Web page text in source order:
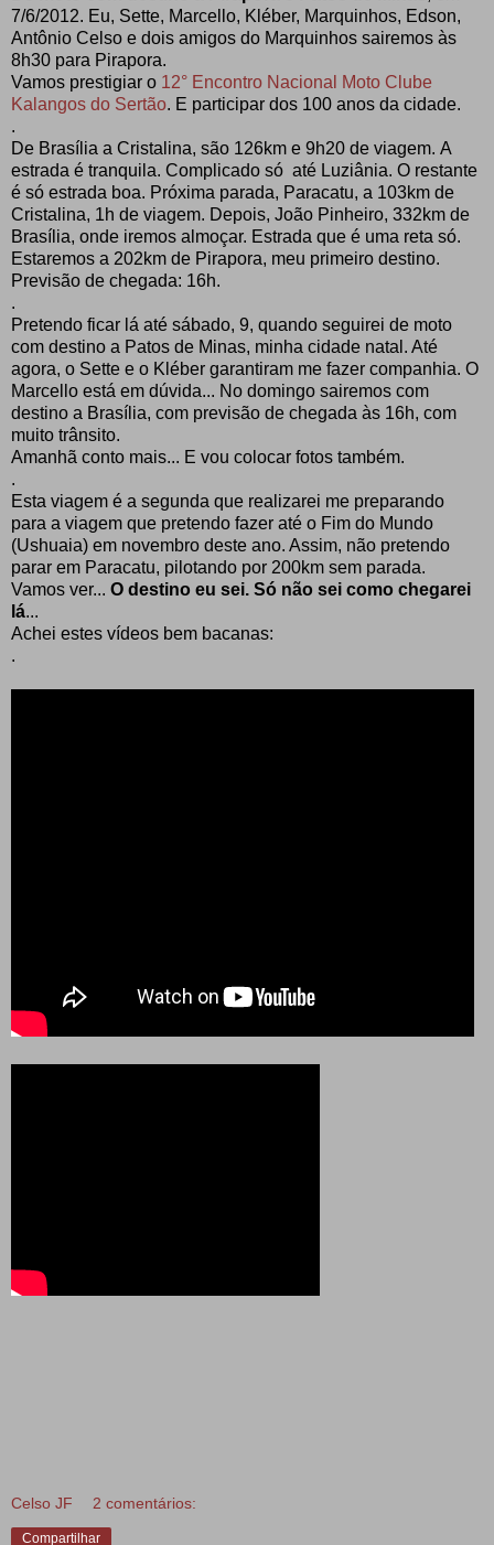
7/6/2012. Eu, Sette, Marcello, Kléber, Marquinhos, Edson,
Antônio Celso e dois amigos do Marquinhos sairemos às
8h30 para Pirapora.
Vamos prestigiar o 12° Encontro Nacional Moto Clube
Kalangos do Sertão. E participar dos 100 anos da cidade.
.
De Brasília a Cristalina, são 126km e 9h20 de viagem. A
estrada é tranquila. Complicado só até Luziânia. O restante
é só estrada boa. Próxima parada, Paracatu, a 103km de
Cristalina, 1h de viagem. Depois, João Pinheiro, 332km de
Brasília, onde iremos almoçar. Estrada que é uma reta só.
Estaremos a 202km de Pirapora, meu primeiro destino.
Previsão de chegada: 16h.
.
Pretendo ficar lá até sábado, 9, quando seguirei de moto
com destino a Patos de Minas, minha cidade natal. Até
agora, o Sette e o Kléber garantiram me fazer companhia. O
Marcello está em dúvida... No domingo sairemos com
destino a Brasília, com previsão de chegada às 16h, com
muito trânsito.
Amanhã conto mais... E vou colocar fotos também.
.
Esta viagem é a segunda que realizarei me preparando
para a viagem que pretendo fazer até o Fim do Mundo
(Ushuaia) em novembro deste ano. Assim, não pretendo
parar em Paracatu, pilotando por 200km sem parada.
Vamos ver... O destino eu sei. Só não sei como chegarei
lá...
Achei estes vídeos bem bacanas:
.
Celso JF 2 comentários:
Compartilhar